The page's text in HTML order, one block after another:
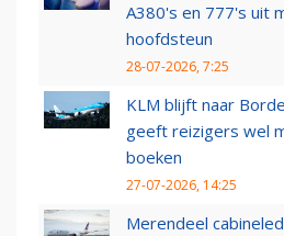
A380's en 777's uit
hoofdsteun
28-07-2026, 7:25
KLM blijft naar
geeft reizigers wel
boeken
27-07-2026, 14:25
Merendeel